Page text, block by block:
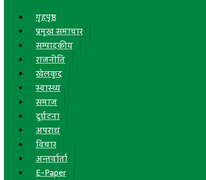
गृहपृष्ठ
प्रमुख समाचार
सम्पादकीय
राजनीति
खेलकुद
स्वास्थ्य
समाज
दुर्घटना
अपराध
विचार
अन्तर्वार्ता
E-Paper